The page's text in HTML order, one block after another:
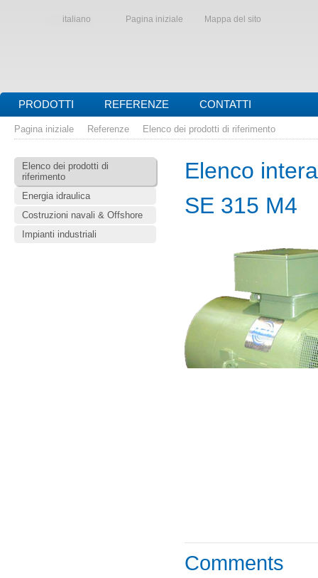
italiano Pagina iniziale Mappa del sito
PRODOTTI REFERENZE CONTATTI
Pagina iniziale Referenze Elenco dei prodotti di riferimento
Elenco dei prodotti di
riferimento
Energia idraulica
Costruzioni navali & Offshore
Impianti industriali
Elenco
SE 315 M4
Comments